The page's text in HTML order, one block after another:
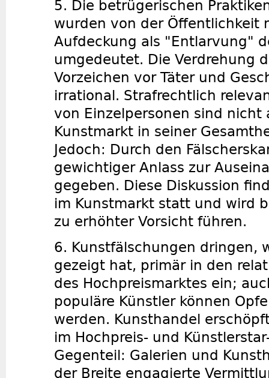
5. Die betrügerischen
wurden von der Öffentlichkeit
Aufdeckung als "Entlarvung"
umgedeutet. Die Verdrehung
Vorzeichen vor Täter und
irrational. Strafrechtlich
von Einzelpersonen sind nicht
Kunstmarkt in seiner
Jedoch: Durch den
gewichtiger Anlass zur
gegeben. Diese Diskussion
im Kunstmarkt statt und wird
zu erhöhter Vorsicht führen.
6. Kunstfälschungen dringen,
gezeigt hat, primär in den
des Hochpreismarktes ein;
populäre Künstler können
werden. Kunsthandel
im Hochpreis- und
Gegenteil: Galerien und
der Breite engagierte